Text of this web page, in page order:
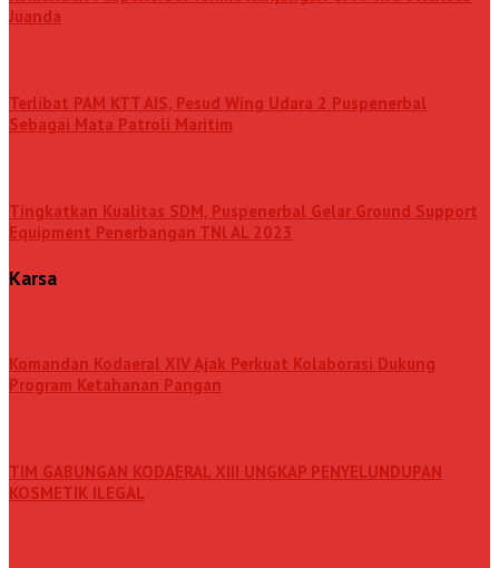
Juanda
Terlibat PAM KTT AIS, Pesud Wing Udara 2 Puspenerbal
Sebagai Mata Patroli Maritim
Tingkatkan Kualitas SDM, Puspenerbal Gelar Ground Support
Equipment Penerbangan TNl AL 2023
Karsa
Komandan Kodaeral XIV Ajak Perkuat Kolaborasi Dukung
Program Ketahanan Pangan
TIM GABUNGAN KODAERAL XIII UNGKAP PENYELUNDUPAN
KOSMETIK ILEGAL